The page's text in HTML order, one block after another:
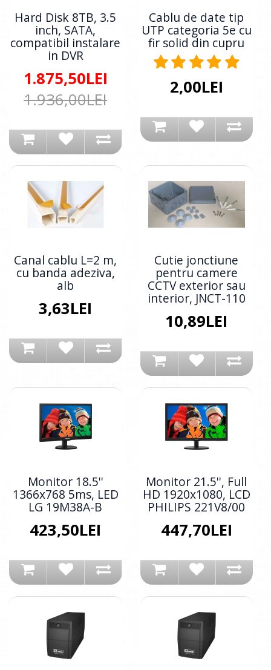
Hard Disk 8TB, 3.5
inch, SATA,
compatibil instalare
in DVR
1.875,50LEI
1.936,00LEI
Cablu de date tip
UTP categoria 5e cu
fir solid din cupru
2,00LEI
Canal cablu L=2 m,
cu banda adeziva,
alb
3,63LEI
Cutie jonctiune
pentru camere
CCTV exterior sau
interior, JNCT-110
10,89LEI
Monitor 18.5''
1366x768 5ms, LED
LG 19M38A-B
423,50LEI
Monitor 21.5'', Full
HD 1920x1080, LCD
PHILIPS 221V8/00
447,70LEI